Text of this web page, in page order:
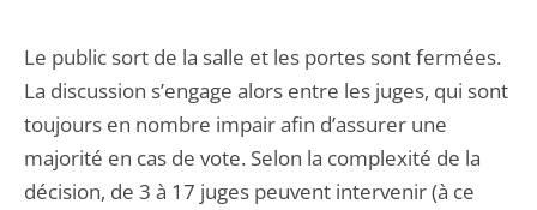
Le public sort de la salle et les portes sont fermées.
La discussion s’engage alors entre les juges, qui sont
toujours en nombre impair afin d’assurer une
majorité en cas de vote. Selon la complexité de la
décision, de 3 à 17 juges peuvent intervenir (à ce